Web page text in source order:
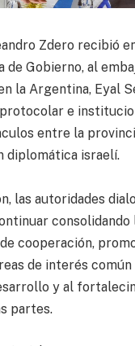
Zdero recibió
de Gobierno, al
la Argentina, Eyal
e
entre la
diplomática israelí.
las autoridades
consolidando
cooperación,
de interés común
y al
partes.